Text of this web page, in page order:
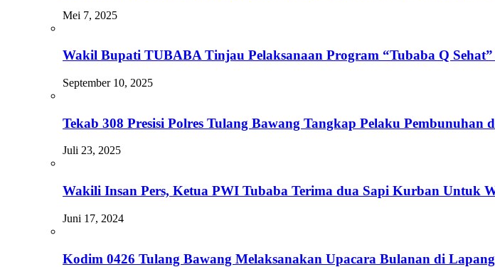
Mei 7, 2025
Wakil Bupati TUBABA Tinjau Pelaksanaan Program “Tubaba Q
September 10, 2025
Tekab 308 Presisi Polres Tulang Bawang Tangkap Pelaku
Juli 23, 2025
Wakili Insan Pers, Ketua PWI Tubaba Terima dua Sapi Kurban Untuk
Juni 17, 2024
Kodim 0426 Tulang Bawang Melaksanakan Upacara Bulanan di